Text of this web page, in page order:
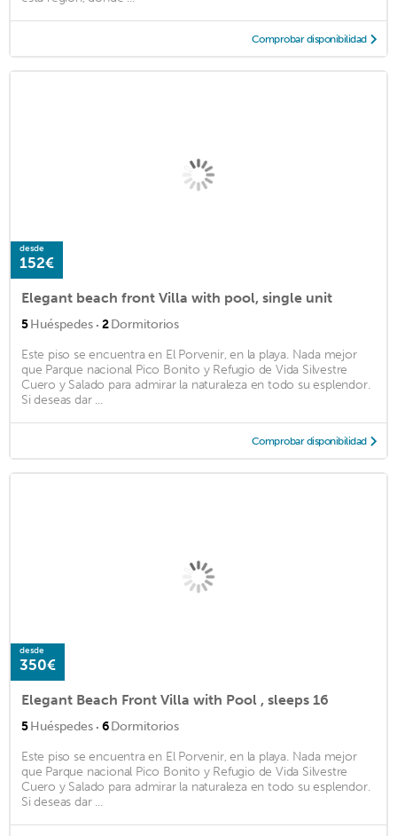
Comprobar disponibilidad
desde
152€
Elegant beach front Villa with pool, single unit
5Huéspedes · 2Dormitorios
Este piso se encuentra en El Porvenir, en la playa. Nada mejor
que Parque nacional Pico Bonito y Refugio de Vida Silvestre
Cuero y Salado para admirar la naturaleza en todo su esplendor.
Si deseas dar ...
Comprobar disponibilidad
desde
350€
Elegant Beach Front Villa with Pool , sleeps 16
5Huéspedes · 6Dormitorios
Este piso se encuentra en El Porvenir, en la playa. Nada mejor
que Parque nacional Pico Bonito y Refugio de Vida Silvestre
Cuero y Salado para admirar la naturaleza en todo su esplendor.
Si deseas dar ...